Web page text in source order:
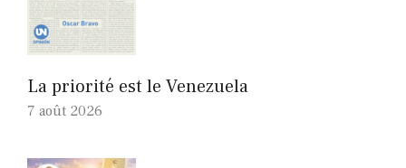
La priorité est le Venezuela
7 août 2026